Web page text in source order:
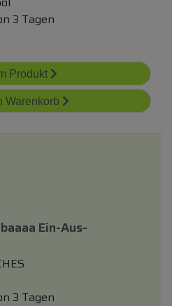
3 Tagen
Produkt
Warenkorb
Ein-Aus-
3 Tagen